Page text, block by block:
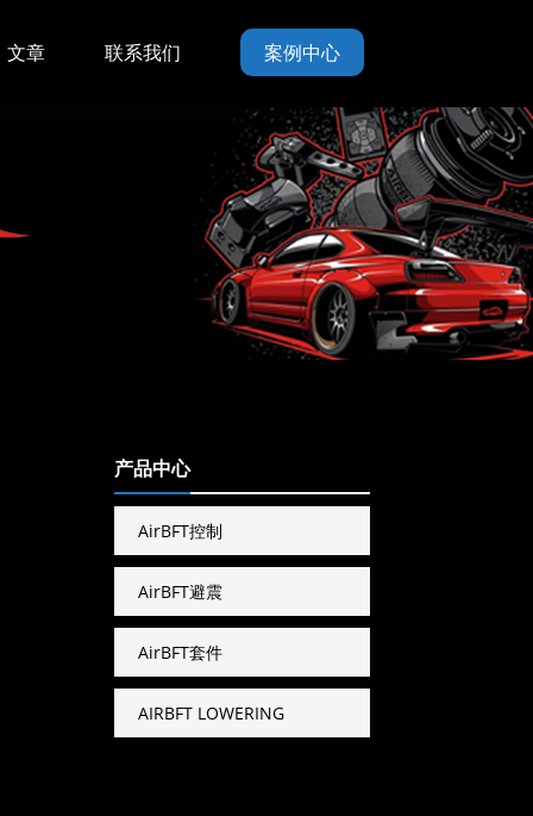
文章 联系我们 案例中心
产品中心
AirBFT控制
AirBFT避震
AirBFT套件
AIRBFT LOWERING